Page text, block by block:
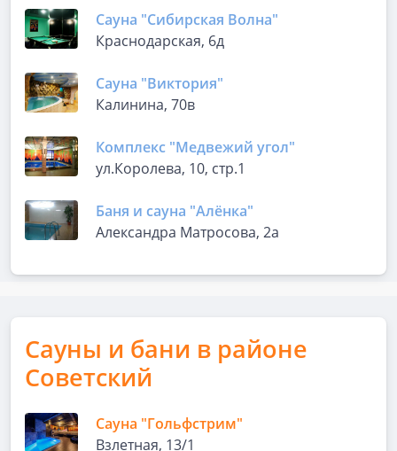
Сауна "Сибирская Волна"
Краснодарская, 6д
Сауна "Виктория"
Калинина, 70в
Комплекс "Медвежий угол"
ул.Королева, 10, стр.1
Баня и сауна "Алёнка"
Александра Матросова, 2а
Сауны и бани в районе
Советский
Сауна "Гольфстрим"
Взлетная, 13/1